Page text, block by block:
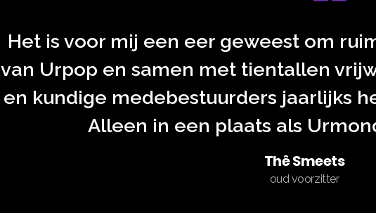
Het is voor mij een eer geweest om
van Urpop en samen met tientallen
en kundige medebestuurders jaarlijks
Alleen in een plaats als
Thê Smeets
oud voorzitter